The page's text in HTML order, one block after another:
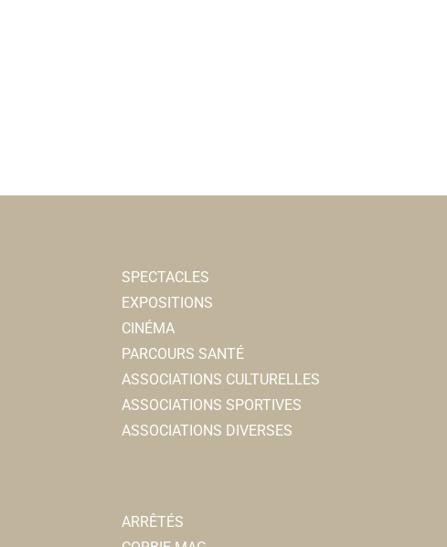
SPECTACLES
EXPOSITIONS
CINÉMA
PARCOURS SANTÉ
ASSOCIATIONS CULTURELLES
ASSOCIATIONS SPORTIVES
ASSOCIATIONS DIVERSES
ARRÊTÉS